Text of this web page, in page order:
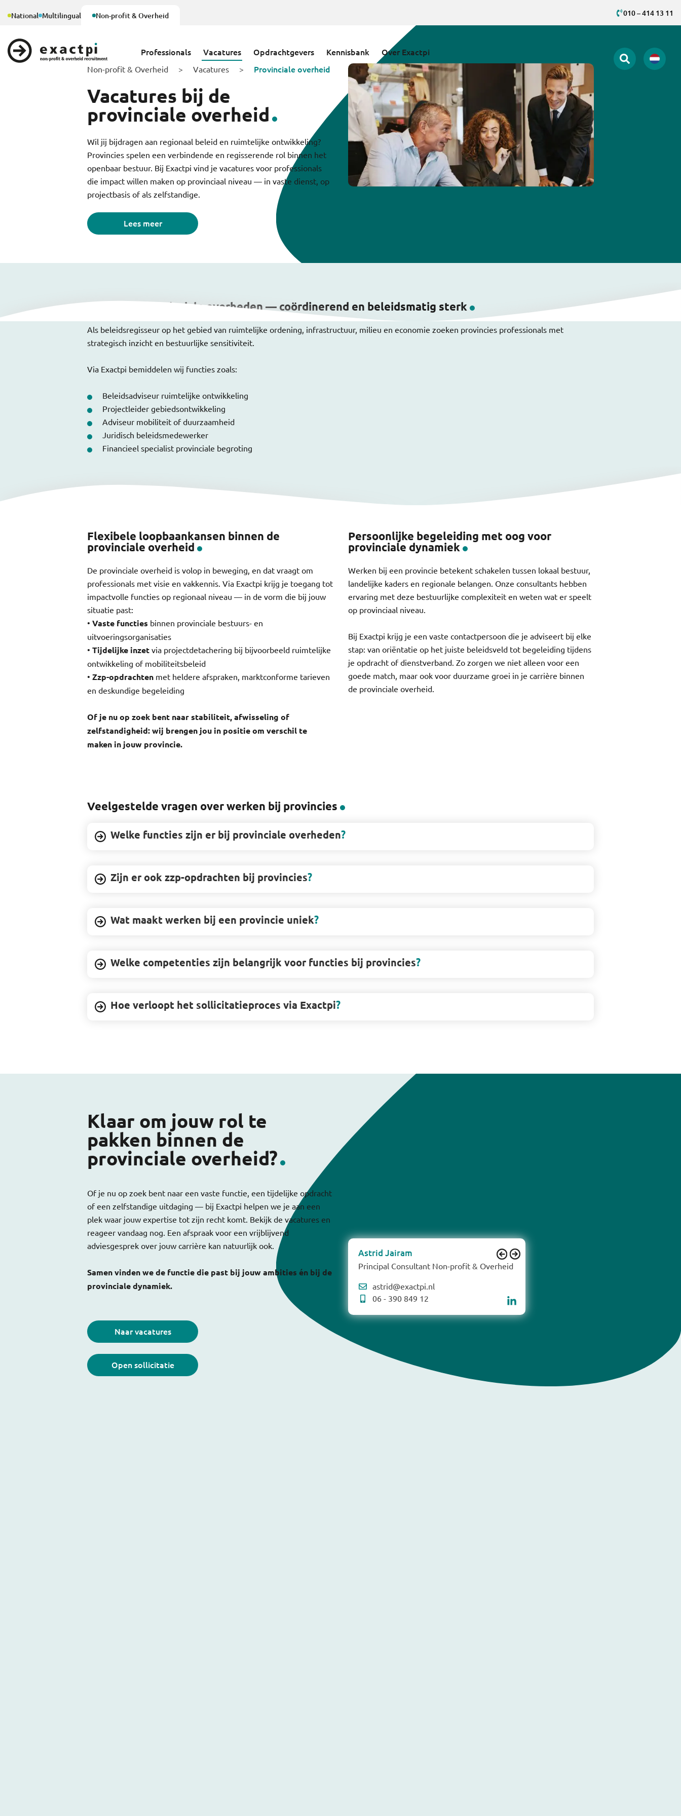
National Multilingual Non-profit & Overheid 010 – 414 13 11
Professionals Vacatures Opdrachtgevers Kennisbank Over Exactpi
Non-profit & Overheid > Vacatures > Provinciale overheid
Vacatures bij de
provinciale overheid
Wil jij bijdragen aan regionaal beleid en ruimtelijke ontwikkeling?
Provincies spelen een verbindende en regisserende rol binnen het
openbaar bestuur. Bij Exactpi vind je vacatures voor professionals
die impact willen maken op provinciaal niveau — in vaste dienst, op
projectbasis of als zelfstandige.
Lees meer
Werken bij provinciale overheden — coördinerend en beleidsmatig sterk
Als beleidsregisseur op het gebied van ruimtelijke ordening, infrastructuur, milieu en economie zoeken provincies professionals met
strategisch inzicht en bestuurlijke sensitiviteit.
Via Exactpi bemiddelen wij functies zoals:
Beleidsadviseur ruimtelijke ontwikkeling
Projectleider gebiedsontwikkeling
Adviseur mobiliteit of duurzaamheid
Juridisch beleidsmedewerker
Financieel specialist provinciale begroting
Flexibele loopbaankansen binnen de
provinciale overheid
De provinciale overheid is volop in beweging, en dat vraagt om
professionals met visie en vakkennis. Via Exactpi krijg je toegang tot
impactvolle functies op regionaal niveau — in de vorm die bij jouw
situatie past:
• Vaste functies binnen provinciale bestuurs- en
uitvoeringsorganisaties
• Tijdelijke inzet via projectdetachering bij bijvoorbeeld ruimtelijke
ontwikkeling of mobiliteitsbeleid
• Zzp-opdrachten met heldere afspraken, marktconforme tarieven
en deskundige begeleiding
Of je nu op zoek bent naar stabiliteit, afwisseling of
zelfstandigheid: wij brengen jou in positie om verschil te
maken in jouw provincie.
Persoonlijke begeleiding met oog voor
provinciale dynamiek
Werken bij een provincie betekent schakelen tussen lokaal bestuur,
landelijke kaders en regionale belangen. Onze consultants hebben
ervaring met deze bestuurlijke complexiteit en weten wat er speelt
op provinciaal niveau.
Bij Exactpi krijg je een vaste contactpersoon die je adviseert bij elke
stap: van oriëntatie op het juiste beleidsveld tot begeleiding tijdens
je opdracht of dienstverband. Zo zorgen we niet alleen voor een
goede match, maar ook voor duurzame groei in je carrière binnen
de provinciale overheid.
Veelgestelde vragen over werken bij provincies
Welke functies zijn er bij provinciale overheden
Zijn er ook zzp-opdrachten bij provincies
Wat maakt werken bij een provincie uniek
Welke competenties zijn belangrijk voor functies bij provincies
Hoe verloopt het sollicitatieproces via Exactpi
Klaar om jouw rol te
pakken binnen de
provinciale overheid?
Of je nu op zoek bent naar een vaste functie, een tijdelijke opdracht
of een zelfstandige uitdaging — bij Exactpi helpen we je aan een
plek waar jouw expertise tot zijn recht komt. Bekijk de vacatures en
reageer vandaag nog. Een afspraak voor een vrijblijvend
adviesgesprek over jouw carrière kan natuurlijk ook.
Samen vinden we de functie die past bij jouw ambities én bij de
provinciale dynamiek.
Naar vacatures
Open sollicitatie
Astrid Jairam
Principal Consultant Non-profit & Overheid
astrid@exactpi.nl
06 - 390 849 12